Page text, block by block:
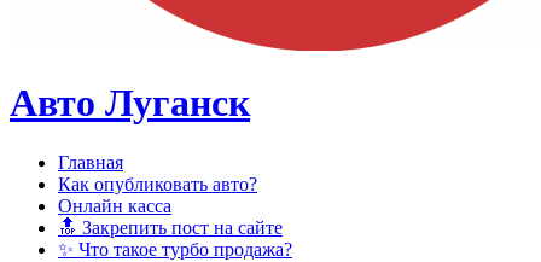
Авто Луганск
Главная
Как опубликовать авто?
Онлайн касса
🔝 Закрепить пост на сайте
✨ Что такое турбо продажа?